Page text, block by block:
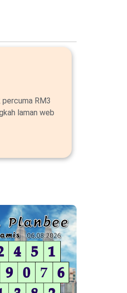
RM3
laman web